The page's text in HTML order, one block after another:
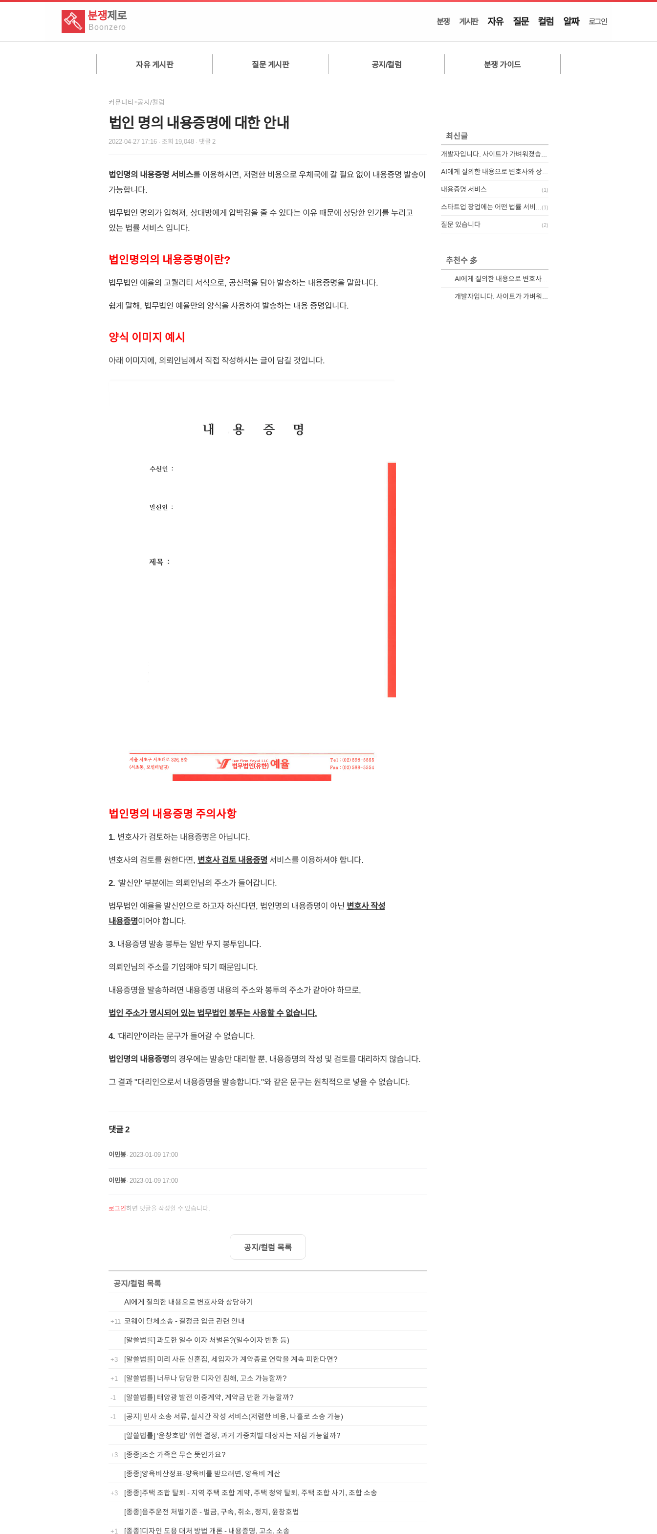
분쟁제로
Boonzero 분쟁 게시판 자유 질문 컬럼 알짜 로그인
자유 게시판 질문 게시판 공지/컬럼 분쟁 가이드
커뮤니티>공지/컬럼
법인 명의 내용증명에 대한 안내
2022-04-27 17:16 · 조회 19,048 · 댓글 2
법인명의 내용증명 서비스를 이용하시면, 저렴한 비용으로 우체국에 갈 필요 없이 내용증명 발송이
가능합니다.
법무법인 명의가 입혀져, 상대방에게 압박감을 줄 수 있다는 이유 때문에 상당한 인기를 누리고
있는 법률 서비스 입니다.
법인명의의 내용증명이란?
법무법인 예율의 고퀄리티 서식으로, 공신력을 담아 발송하는 내용증명을 말합니다.
쉽게 말해, 법무법인 예율만의 양식을 사용하여 발송하는 내용 증명입니다.
양식 이미지 예시
아래 이미지에, 의뢰인님께서 직접 작성하시는 글이 담길 것입니다.
법인명의 내용증명 주의사항
1. 변호사가 검토하는 내용증명은 아닙니다.
변호사의 검토를 원한다면, 변호사 검토 내용증명 서비스를 이용하셔야 합니다.
2. '발신인' 부분에는 의뢰인님의 주소가 들어갑니다.
법무법인 예율을 발신인으로 하고자 하신다면, 법인명의 내용증명이 아닌 변호사 작성
내용증명이어야 합니다.
3. 내용증명 발송 봉투는 일반 무지 봉투입니다.
의뢰인님의 주소를 기입해야 되기 때문입니다.
내용증명을 발송하려면 내용증명 내용의 주소와 봉투의 주소가 같아야 하므로,
법인 주소가 명시되어 있는 법무법인 봉투는 사용할 수 없습니다.
4. '대리인'이라는 문구가 들어갈 수 없습니다.
법인명의 내용증명의 경우에는 발송만 대리할 뿐, 내용증명의 작성 및 검토를 대리하지 않습니다.
그 결과 "대리인으로서 내용증명을 발송합니다."와 같은 문구는 원칙적으로 넣을 수 없습니다.
댓글2
이민봉· 2023-01-09 17:00
이민봉· 2023-01-09 17:00
로그인하면 댓글을 작성할 수 있습니다.
공지/컬럼 목록
공지/컬럼 목록
AI에게 질의한 내용으로 변호사와 상담하기
+11 코웨이 단체소송 - 결정금 입금 관련 안내
[알쓸법률] 과도한 일수 이자 처벌은?(일수이자 반환 등)
+3 [알쓸법률] 미리 사둔 신혼집, 세입자가 계약종료 연락을 계속 피한다면?
+1 [알쓸법률] 너무나 당당한 디자인 침해, 고소 가능할까?
-1 [알쓸법률] 태양광 발전 이중계약, 계약금 반환 가능할까?
-1
[공지] 민사 소송 서류, 실시간 작성 서비스(저렴한 비용, 나홀로 소송 가능)
[알쓸법률] ‘윤창호법’ 위헌 결정, 과거 가중처벌 대상자는 재심 가능할까?
+3
[종종]조손 가족은 무슨 뜻인가요?
[종종]양육비산정표-양육비를 받으려면, 양육비 계산
+3
[종종]주택 조합 탈퇴 - 지역 주택 조합 계약, 주택 청약 탈퇴, 주택 조합 사기, 조합 소송
[종종]음주운전 처벌기준 - 벌금, 구속, 취소, 정지, 윤창호법
+1 [종종]디자인 도용 대처 방법 개론 - 내용증명, 고소, 소송
최신글
개발자입니다. 사이트가 가벼워졌습니다.
AI에게 질의한 내용으로 변호사와 상담하기
내용증명 서비스
(1)
스타트업 창업에는 어떤 법률 서비스가 필요할까요?(1)
질문 있습니다 (2)
추천수 多
AI에게 질의한 내용으로 변호사와 상담하기
개발자입니다. 사이트가 가벼워졌습니다.